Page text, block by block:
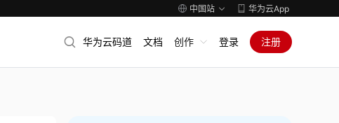
中国站 华为云App
华为云码道 文档 创作 登录 注册